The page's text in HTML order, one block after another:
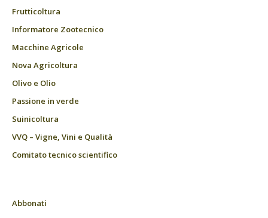
Frutticoltura
Informatore Zootecnico
Macchine Agricole
Nova Agricoltura
Olivo e Olio
Passione in verde
Suinicoltura
VVQ – Vigne, Vini e Qualità
Comitato tecnico scientifico
Abbonati